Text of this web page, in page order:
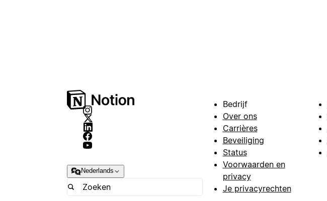
Nederlands
Bedrijf
Over ons
Carrières
Beveiliging
Status
Voorwaarden en
privacy
Je privacyrechten